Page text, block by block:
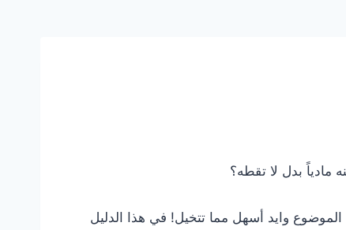
بدل لا تقطه؟
الموضوع وايد أسهل مما تتخيل! في هذا الدليل